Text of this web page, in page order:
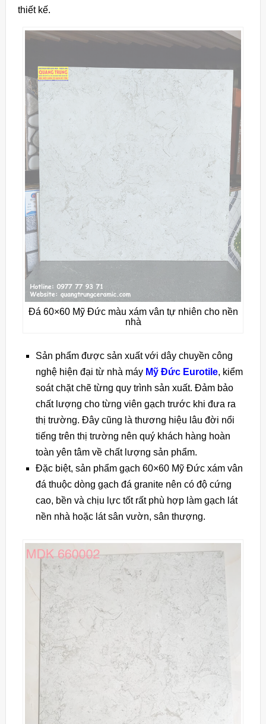
thiết kế.
Đá 60×60 Mỹ Đức màu xám vân tự nhiên cho nền
nhà
Sản phẩm được sản xuất với dây chuyền công
nghệ hiện đại từ nhà máy Mỹ Đức Eurotile, kiểm
soát chặt chẽ từng quy trình sản xuất. Đảm bảo
chất lượng cho từng viên gạch trước khi đưa ra
thị trường. Đây cũng là thương hiệu lâu đời nổi
tiếng trên thị trường nên quý khách hàng hoàn
toàn yên tâm về chất lượng sản phẩm.
Đặc biệt, sản phẩm gạch 60×60 Mỹ Đức xám vân
đá thuộc dòng gạch đá granite nên có độ cứng
cao, bền và chịu lực tốt rất phù hợp làm gạch lát
nền nhà hoặc lát sân vườn, sân thượng.